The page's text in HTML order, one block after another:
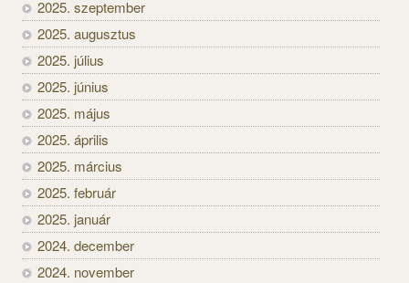
2025. szeptember
2025. augusztus
2025. július
2025. június
2025. május
2025. április
2025. március
2025. február
2025. január
2024. december
2024. november